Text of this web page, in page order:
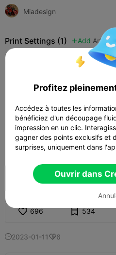
Miadesign
Print Settings (1)  Add
K2 Plus K2 Pro
Couche de 0,2
 04h 46m
696 534
2023-01-116
Profitez
Accédez à toutes les
bénéficiez d'un découpage
impression en un clic.
gagner des points exclusifs et
surprises, uniquement dans
Ouvrir dans